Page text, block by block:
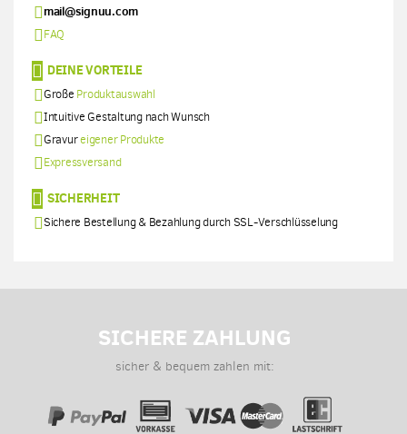
mail@signuu.com
FAQ
DEINE VORTEILE
Große Produktauswahl
Intuitive Gestaltung nach Wunsch
Gravureigener Produkte
Expressversand
SICHERHEIT
Sichere Bestellung & Bezahlung durch SSL-Verschlüsselung
SICHERE ZAHLUNG
sicher & bequem zahlen mit: